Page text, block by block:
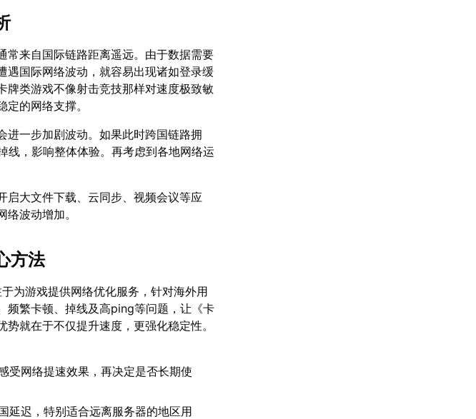
常来自国际链路距离遥远。由于数据需要
遇国际网络波动，就容易出现诸如登录缓
牌类游戏不像射击竞技那样对速度极致敏
的网络支撑。
进一步加剧波动。如果此时跨国链路拥
线，影响整体体验。再考虑到各地网络运
启大文件下载、云同步、视频会议等应
波动增加。
方法
为游戏提供网络优化服务，针对海外用
频繁卡顿、掉线及高ping等问题，让《卡
就在于不仅提升速度，更强化稳定性。
受网络提速效果，再决定是否长期使
延迟，特别适合远离服务器的地区用